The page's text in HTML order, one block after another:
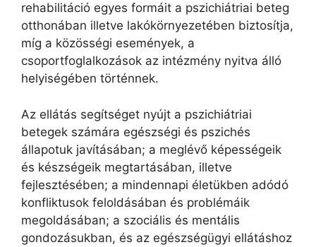
rehabilitáció egyes formáit a pszichiátriai beteg
otthonában illetve lakókörnyezetében biztosítja,
míg a közösségi események, a
csoportfoglalkozások az intézmény nyitva álló
helyiségében történnek.
Az ellátás segítséget nyújt a pszichiátriai
betegek számára egészségi és pszichés
állapotuk javításában; a meglévő képességeik
és készségeik megtartásában, illetve
fejlesztésében; a mindennapi életükben adódó
konfliktusok feloldásában és problémáik
megoldásában; a szociális és mentális
gondozásukban, és az egészségügyi ellátáshoz